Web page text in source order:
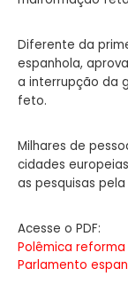
Diferente da
espanhola,
a interrupção da
feto.
Milhares de
cidades
as pesquisas
Acesse o PDF:
Polêmica
Parlamento